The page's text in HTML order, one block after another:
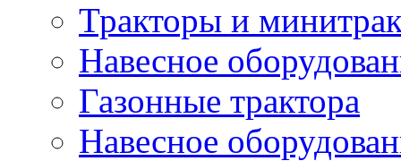
Тракторы и
Навесное
Газонные трактора
Навесное